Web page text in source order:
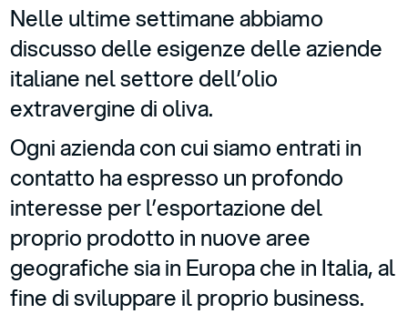
Nelle ultime settimane abbiamo
discusso delle esigenze delle aziende
italiane nel settore dell’olio
extravergine di oliva.
Ogni azienda con cui siamo entrati in
contatto ha espresso un profondo
interesse per l’esportazione del
proprio prodotto in nuove aree
geografiche sia in Europa che in Italia, al
fine di sviluppare il proprio business.